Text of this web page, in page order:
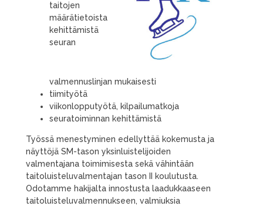
taitojen
määrätietoista
kehittämistä
seuran
valmennuslinjan mukaisesti
tiimityötä
viikonlopputyötä, kilpailumatkoja
seuratoiminnan kehittämistä
Työssä menestyminen edellyttää kokemusta ja
näyttöjä SM-tason yksinluistelijoiden
valmentajana toimimisesta sekä vähintään
taitoluisteluvalmentajan tason II koulutusta.
Odotamme hakijalta innostusta laadukkaaseen
taitoluisteluvalmennukseen, valmiuksia